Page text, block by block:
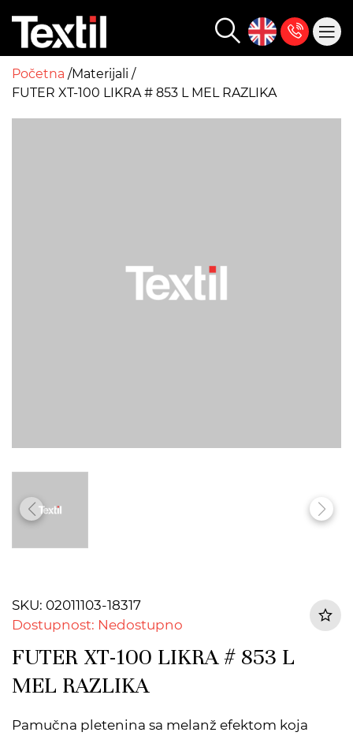
Početna Materijali
FUTER XT-100 LIKRA # 853 L MEL RAZLIKA
SKU: 02011103-18317
Dostupnost: Nedostupno
FUTER XT-100 LIKRA # 853 L
MEL RAZLIKA
Pamučna pletenina sa melanž efektom koja